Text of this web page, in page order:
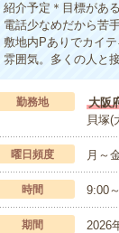
紹介予定＊目標があ
電話少なめだから苦
敷地内Pありでカイ
雰囲気。多くの人と
勤務地
大阪
貝塚(
曜日頻度 月～
時間 9:00
期間 2026